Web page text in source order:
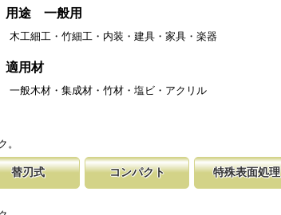
用途 一般用
木工細工・竹細工・内装・建具・家具・楽器
適用材
一般木材・集成材・竹材・塩ビ・アクリル
。
らポ
替刃式
グ（右下）に替刃品番を明記
コンパクト 特殊表面処理